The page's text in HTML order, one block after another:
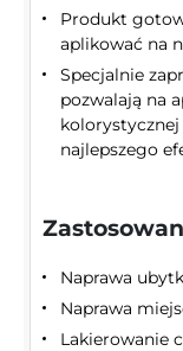
Produkt
aplikować na
Specjalnie
pozwalają na
najlepszego
Naprawa
Naprawa
Lakierowanie